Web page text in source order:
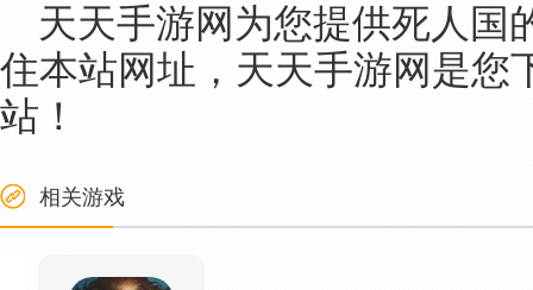
天天手游网为您提供死人国
住本站网址，天天手游网是您
站！
相关游戏